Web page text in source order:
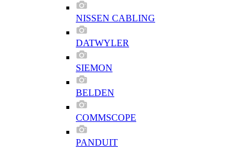
NISSEN CABLING
DATWYLER
SIEMON
BELDEN
COMMSCOPE
PANDUIT